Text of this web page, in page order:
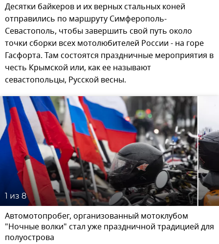
Десятки байкеров и их верных стальных коней
отправились по маршруту Симферополь-
Севастополь, чтобы завершить свой путь около
точки сборки всех мотолюбителей России - на горе
Гасфорта. Там состоятся праздничные мероприятия в
честь Крымской или, как ее называют
севастопольцы, Русской весны.
1 из 8
Автомотопробег, организованный мотоклубом
"Ночные волки" стал уже праздничной традицией для
полуострова